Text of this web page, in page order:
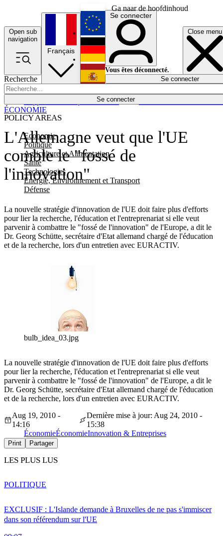
Ga naar de hoofdinhoud
Open sub
navigation
Close menu
Recherche
Se connecter
POLICY AREAS
Economie
Politique
Agriculture et Alimentation
Santé
Technologies
Energie, Environnement et Transport
Défense
Économie
Français
English
Deutsch
Español
Se connecter
Vous êtes déconnecté.
Se connecter
L'Allemagne veut que l'UE
comble le "fossé de
l'innovation"
La nouvelle stratégie d'innovation de l'UE doit faire plus d'efforts
pour lier la recherche, l'éducation et l'entreprenariat si elle veut
parvenir à combattre le "fossé de l'innovation" de l'Europe, a dit le
Dr. Georg Schütte, secrétaire d'Etat allemand chargé de l'éducation
et de la recherche, lors d'un entretien avec EURACTIV.
ÉCONOMIE
bulb_idea_03.jpg
La nouvelle stratégie d'innovation de l'UE doit faire plus d'efforts
pour lier la recherche, l'éducation et l'entreprenariat si elle veut
parvenir à combattre le "fossé de l'innovation" de l'Europe, a dit le
Dr. Georg Schütte, secrétaire d'Etat allemand chargé de l'éducation
et de la recherche, lors d'un entretien avec EURACTIV.
Aug 19, 2010 -
14:16
Dernière mise à jour: Aug 24, 2010 -
15:38
ÉconomieÉconomieInnovation & Entreprises
Print Partager
LES PLUS LUS
EXCLUSIF : L'Islande demande à Bruxelles de ne pas s'immiscer
dans son référendum sur l'UE
POLITIQUE